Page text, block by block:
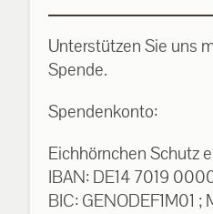
Unterstützen Sie uns
Spende.
Spendenkonto:
Eichhörnchen Schutz
IBAN: DE14 7019
BIC: GENODEF1M01 ;